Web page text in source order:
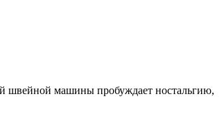
швейной машины пробуждает ностальгию,